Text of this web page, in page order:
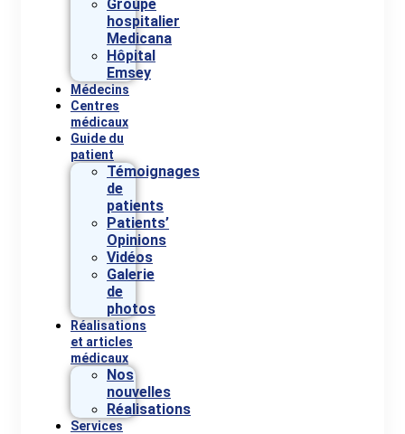
Groupe
hospitalier
Medicana
Hôpital
Emsey
Médecins
Centres
médicaux
Guide du
patient
Témoignages
de
patients
Patients’
Opinions
Vidéos
Galerie
de
photos
Réalisations
et articles
médicaux
Nos
nouvelles
Réalisations
Services